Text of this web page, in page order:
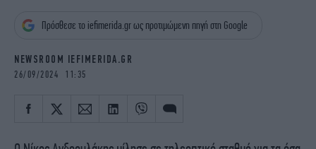
OSCARS
THE OCEAN
Πρόσθεσε το iefimerida.gr ως προτιμώμενη πηγή στη Google
NEWSROOM IEFIMERIDA.GR
26/09/2024 11:35